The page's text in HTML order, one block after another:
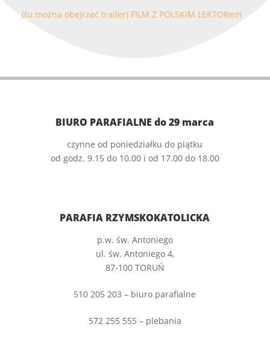
(tu można obejrzeć trailer) FILM Z POLSKIM LEKTORem
BIURO PARAFIALNE do 29 marca
czynne od poniedziałku do piątku
od godz. 9.15 do 10.00 i od 17.00 do 18.00
PARAFIA RZYMSKOKATOLICKA
p.w. św. Antoniego
ul. św. Antoniego 4,
87-100 TORUŃ
510 205 203 – biuro parafialne
572 255 555 – plebania